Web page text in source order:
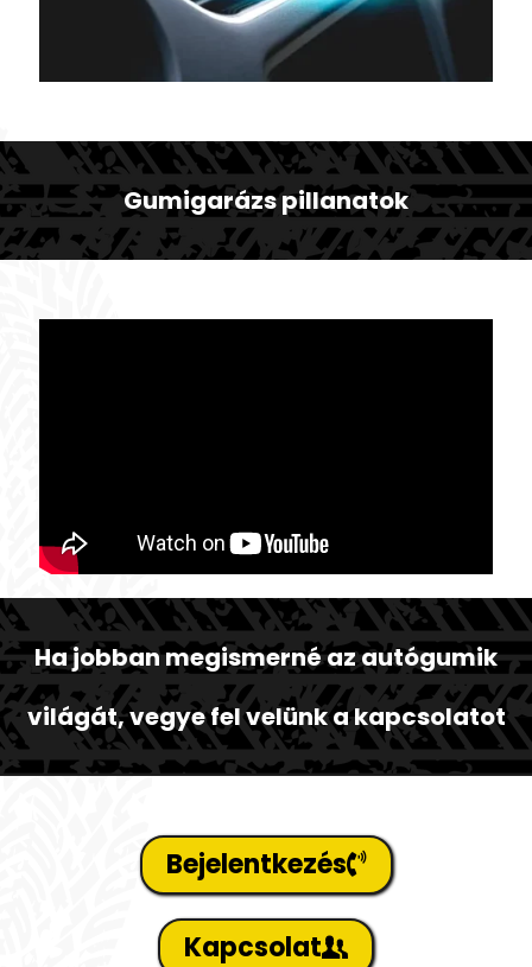
Gumigarázs pillanatok
Ha jobban megismerné az autógumik
világát, vegye fel velünk a kapcsolatot
Bejelentkezés
Kapcsolat